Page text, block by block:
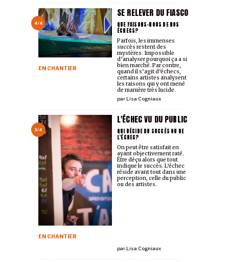
4/4
SE RELEVER DU FIASCO
QUE FAISONS-NOUS DE NOS
ÉCHECS?
EN CHANTIER
parLisa Cogniaux
Parfois, les immenses
succès restent des
mystères. Impossible
d’analyser pourquoi ça a si
bien marché. Par contre,
quand il s’agit d’échecs,
certains artistes analysent
les raisons qui y ont mené
de manière très lucide.
3/4
L'ÉCHEC VU DU PUBLIC
QUI DÉCIDE DU SUCCÈS OU DE
L'ÉCHEC?
EN CHANTIER
parLisa Cogniaux
On peut être satisfait en
ayant objectivement raté.
Être déçu alors que tout
indique le succès. L’échec
réside avant tout dans une
perception, celle du public
ou des artistes.